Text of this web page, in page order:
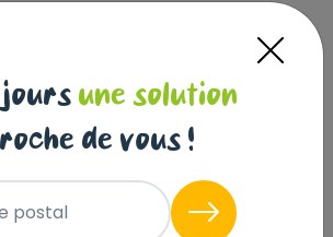
un avis
chats
une solution
de vous !
postal